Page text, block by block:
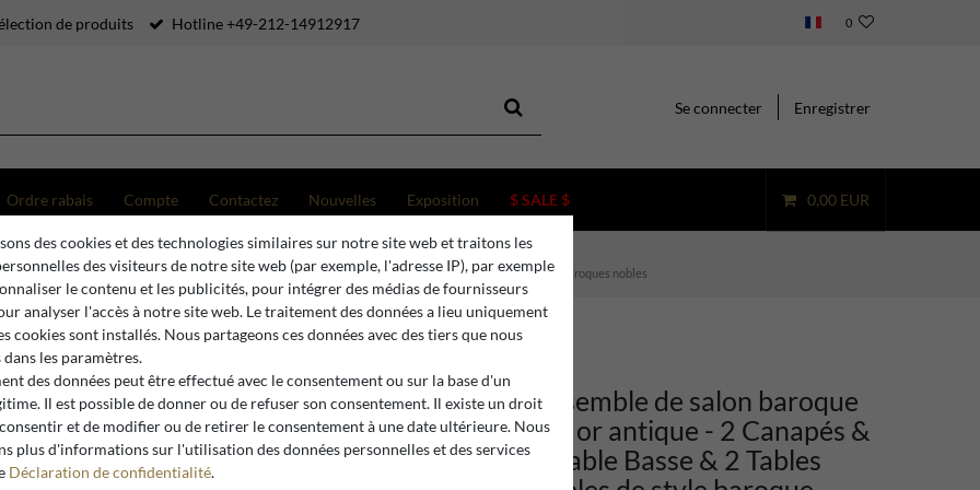
de produits Hotline +49-212-14912917 0
Se connecter Enregistrer
Ordre rabais Compte Contactez Nouvelles Exposition $ SALE $ 0,00 EUR
& 2 Fauteuils & 1 Table Basse & 2 Tables d'Appoint - Meubles de style baroque - Meubles de salon baroques nobles
Casa Padrino ensemble de salon baroque
de luxe noir / or / or antique - 2 Canapés &
2 Fauteuils & 1 Table Basse & 2 Tables
des cookies et des technologies similaires sur notre site web et traitons les
des visiteurs de notre site web (par exemple, l'adresse IP), par exemple
le contenu et les publicités, pour intégrer des médias de fournisseurs
analyser l'accès à notre site web. Le traitement des données a lieu uniquement
cookies sont installés. Nous partageons ces données avec des tiers que nous
les paramètres.
des données peut être effectué avec le consentement ou sur la base d'un
Il est possible de donner ou de refuser son consentement. Il existe un droit
et de modifier ou de retirer le consentement à une date ultérieure. Nous
plus d'informations sur l'utilisation des données personnelles et des services
Déclaration de confidentialité.